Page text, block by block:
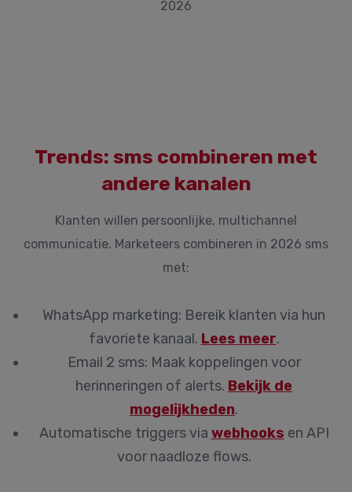
Trends: sms combineren met
andere kanalen
Klanten willen persoonlijke, multichannel
communicatie. Marketeers combineren in 2026 sms
met:
WhatsApp marketing: Bereik klanten via hun
favoriete kanaal. Lees meer.
Email 2 sms: Maak koppelingen voor
herinneringen of alerts. Bekijk de
mogelijkheden.
Automatische triggersvia webhooks en API
voor naadloze flows.